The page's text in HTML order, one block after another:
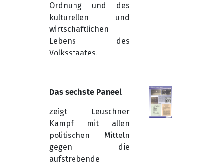
Ordnung und des
kulturellen und
wirtschaftlichen
Lebens des
Volksstaates.
Das sechste Paneel
zeigt Leuschner
Kampf mit allen
politischen Mitteln
gegen die
aufstrebende